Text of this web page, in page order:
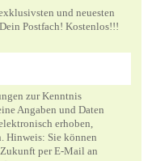
und neuesten
Postfach! Kostenlos!!!
zur Kenntnis
Angaben und Daten
erhoben,
Hinweis: Sie können
per E-Mail an